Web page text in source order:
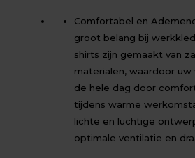
Comfortabel en
groot belang bij
shirts zijn gemaakt van
materialen, waardoor
de hele dag door
tijdens warme
lichte en luchtige
optimale ventilatie en